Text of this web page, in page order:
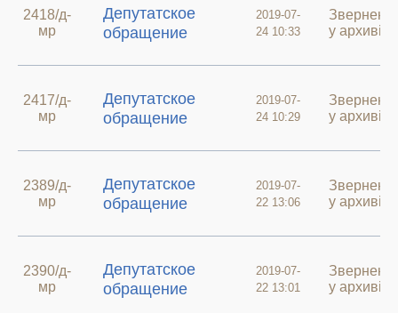
2418/д-
мр
Депутатское
обращение
2019-07-
24 10:33
у архиві
2417/д-
мр
Депутатское
обращение
2019-07-
24 10:29
у архиві
2389/д-
мр
Депутатское
обращение
2019-07-
22 13:06
у архиві
2390/д-
мр
Депутатское
обращение
2019-07-
22 13:01
у архиві